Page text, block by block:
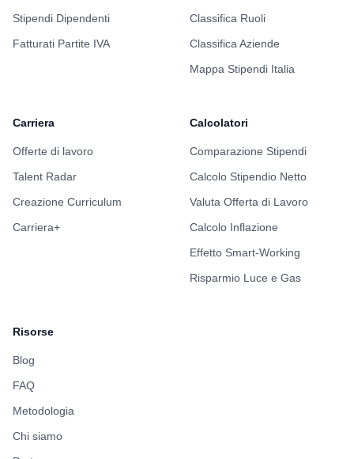
Stipendi Dipendenti
Fatturati Partite IVA
Classifica Ruoli
Classifica Aziende
Mappa Stipendi Italia
Carriera
Offerte di lavoro
Talent Radar
Creazione Curriculum
Carriera+
Calcolatori
Comparazione Stipendi
Calcolo Stipendio Netto
Valuta Offerta di Lavoro
Calcolo Inflazione
Effetto Smart-Working
Risparmio Luce e Gas
Risorse
Blog
FAQ
Metodologia
Chi siamo